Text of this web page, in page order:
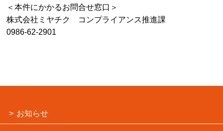
＜本件にかかるお問合せ窓口＞
株式会社ミヤチク コンプライアンス推進課
0986-62-2901
お知らせ